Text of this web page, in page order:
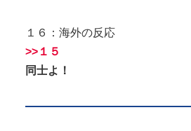
１６：海外の反応
>>１５
同士よ！